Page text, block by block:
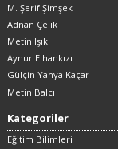
M. Şerif Şimşek
Adnan Çelik
Metin Işık
Aynur Elhankızı
Gülçin Yahya Kaçar
Metin Balcı
Kategoriler
Eğitim Bilimleri